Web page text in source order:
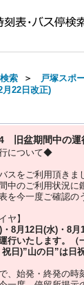
索 ＞ 戸塚スポ
月22日改正)
旧盆期間中の運
について◆
スをご利用頂きま
中のご利用状況に
を今一度ご確認の
ヤ】
8月12日(水)・8
行いたします。（
日)”山の日 ”は 日
、始発・終発の時